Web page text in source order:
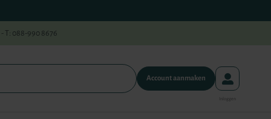
T: 088-990 8676
Account aanmaken